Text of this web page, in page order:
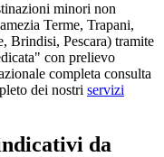
minori non
Terme, Trapani,
Brindisi, Pescara) tramite
con prelievo
completa consulta
dei nostri servizi
da